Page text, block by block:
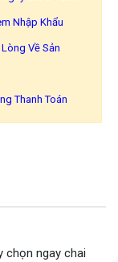
Nhập Khẩu
Về Sản
Thanh Toán
chọn ngay chai